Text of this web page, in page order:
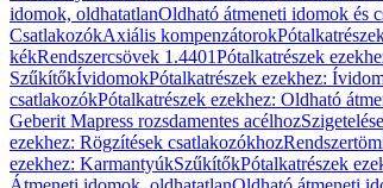
idomok, oldhatatlanOldható átmeneti idomok és
CsatlakozókAxiális kompenzátorok
kékRendszercsövek 1.4401Pótalkatrészek
SzűkítőkÍvidomokPótalkatrészek ezekhez:
csatlakozókPótalkatrészek ezekhez: Oldható
Geberit Mapress rozsdamentes acélhoz
ezekhez: Rögzítések csatlakozókhoz
ezekhez: KarmantyúkSzűkítőkPótalkatrészek